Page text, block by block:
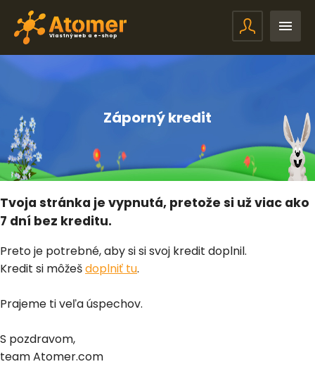
Vlastný web a e-shop
Záporný kredit
Tvoja stránka je vypnutá, pretože si už viac ako
7 dní bez kreditu.
Preto je potrebné, aby si si svoj kredit doplnil.
Kredit si môžešdoplniť tu.
Prajeme ti veľa úspechov.
S pozdravom,
team Atomer.com